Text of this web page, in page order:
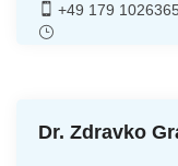
+49 179
Dr. Zdravko